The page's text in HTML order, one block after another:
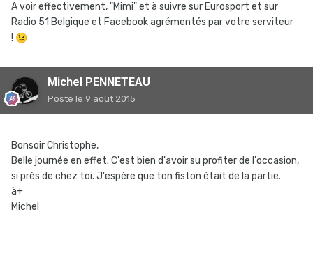
A voir effectivement, "Mimi" et à suivre sur Eurosport et sur
Radio 51 Belgique et Facebook agrémentés par votre serviteur
! 😉
Michel PENNETEAU
Posté le 9 août 2015
Bonsoir Christophe,
Belle journée en effet. C'est bien d'avoir su profiter de l'occasion,
si près de chez toi. J'espère que ton fiston était de la partie.
à+
Michel